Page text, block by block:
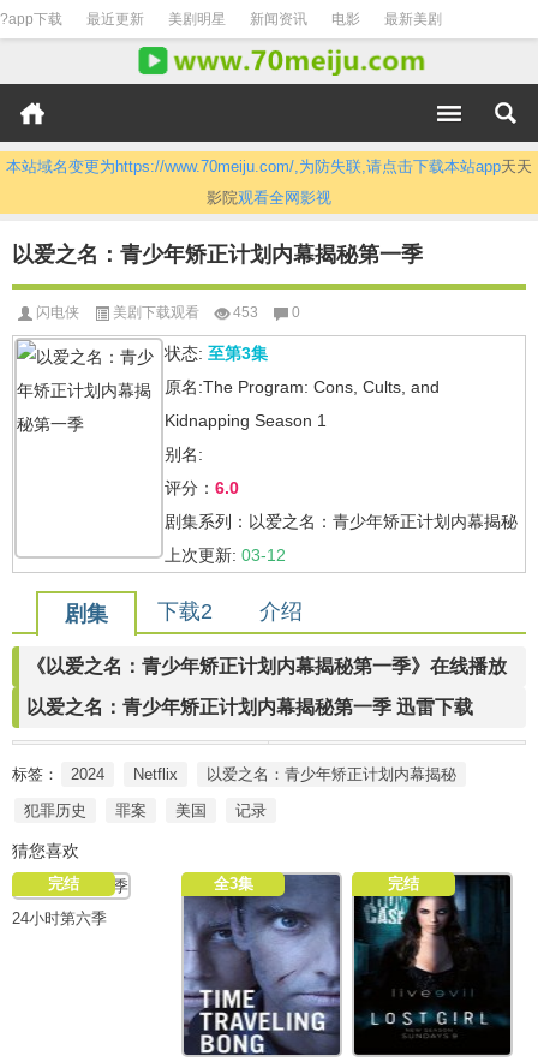
?app下载 最近更新 美剧明星 新闻资讯 电影 最新美剧
本站域名变更为https://www.70meiju.com/,为防失联,请点击下载本站app天天
影院观看全网影视
以爱之名：青少年矫正计划内幕揭秘第一季
闪电侠 美剧下载观看 453 0
状态: 至第3集
原名:The Program: Cons, Cults, and
Kidnapping Season 1
别名:
评分： 6.0
剧集系列：以爱之名：青少年矫正计划内幕揭秘
上次更新: 03-12
剧集 下载2 介绍
《以爱之名：青少年矫正计划内幕揭秘第一季》在线播放
以爱之名：青少年矫正计划内幕揭秘第一季 迅雷下载
标签： 2024 Netflix
以爱之名：青少年矫正计划内幕揭秘
犯罪历史
罪案 美国 记录
猜您喜欢
完结
24小时第六季
全3集 完结